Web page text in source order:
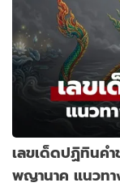
เลขเด็ดปฏิทินค
พญานาค แนวท